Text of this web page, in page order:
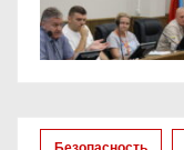
о
з